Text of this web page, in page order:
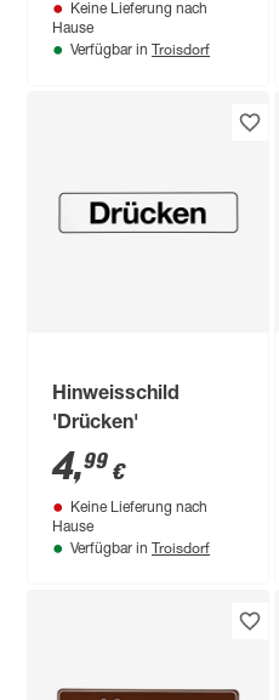
Keine Lieferung nach
Hause
Verfügbar in Troisdorf
Hinweisschild
'Drücken'
4,99 €
Keine Lieferung nach
Hause
Verfügbar in Troisdorf